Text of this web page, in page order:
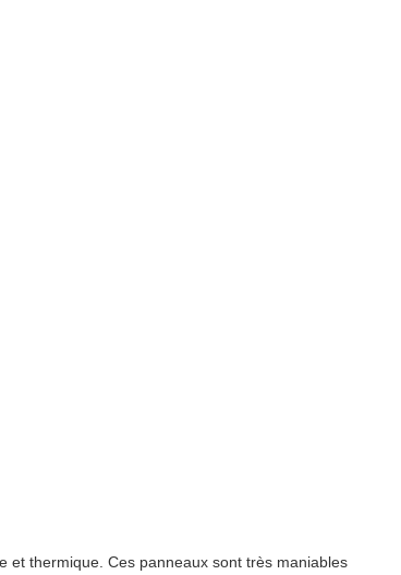
et thermique. Ces panneaux sont très maniables